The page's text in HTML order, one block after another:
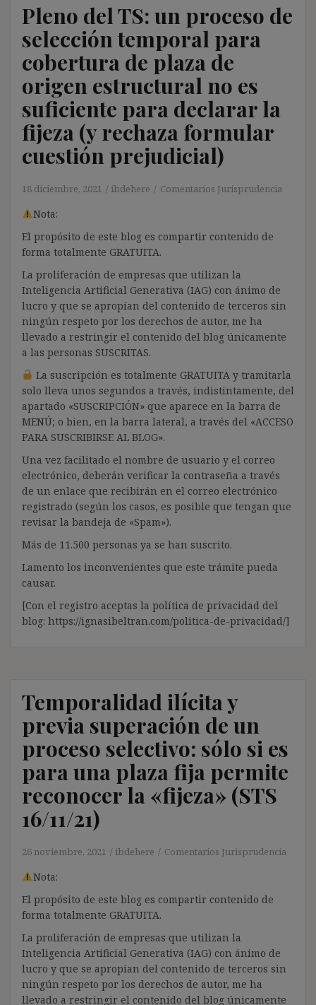
Pleno del TS: un proceso de
selección temporal para
cobertura de plaza de
origen estructural no es
suficiente para declarar la
fijeza (y rechaza formular
cuestión prejudicial)
18 diciembre, 2021 ibdehere Comentarios Jurisprudencia
Nota:
El propósito de este blog es compartir contenido de
forma totalmente GRATUITA.
La proliferación de empresas que utilizan la
Inteligencia Artificial Generativa (IAG) con ánimo de
lucro y que se apropian del contenido de terceros sin
ningún respeto por los derechos de autor, me ha
llevado a restringir el contenido del blog únicamente
a las personas SUSCRITAS.
La suscripción es totalmente GRATUITA y tramitarla
solo lleva unos segundos a través, indistintamente, del
apartado «SUSCRIPCIÓN» que aparece en la barra de
MENÚ; o bien, en la barra lateral, a través del «ACCESO
PARA SUSCRIBIRSE AL BLOG».
Una vez facilitado el nombre de usuario y el correo
electrónico, deberán verificar la contraseña a través
de un enlace que recibirán en el correo electrónico
registrado (según los casos, es posible que tengan que
revisar la bandeja de «Spam»).
Más de 11.500 personas ya se han suscrito.
Lamento los inconvenientes que este trámite pueda
causar.
[Con el registro aceptas la política de privacidad del
blog: https://ignasibeltran.com/politica-de-privacidad/]
Temporalidad ilícita y
previa superación de un
proceso selectivo: sólo si es
para una plaza fija permite
reconocer la «fijeza» (STS
16/11/21)
26 noviembre, 2021 ibdehere Comentarios Jurisprudencia
Nota:
El propósito de este blog es compartir contenido de
forma totalmente GRATUITA.
La proliferación de empresas que utilizan la
Inteligencia Artificial Generativa (IAG) con ánimo de
lucro y que se apropian del contenido de terceros sin
ningún respeto por los derechos de autor, me ha
llevado a restringir el contenido del blog únicamente